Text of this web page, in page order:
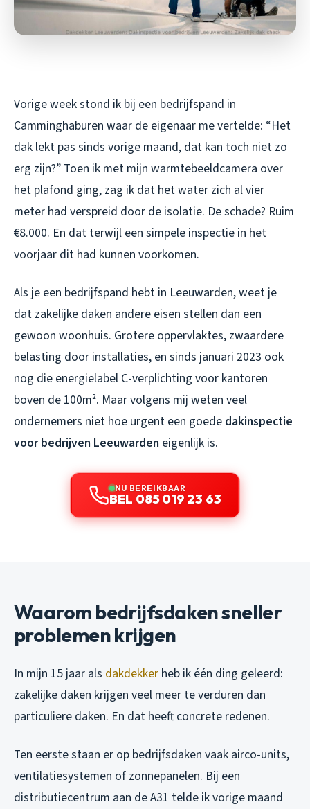
Vorige week stond ik bij een bedrijfspand in
Camminghaburen waar de eigenaar me vertelde: “Het
dak lekt pas sinds vorige maand, dat kan toch niet zo
erg zijn?” Toen ik met mijn warmtebeeldcamera over
het plafond ging, zag ik dat het water zich al vier
meter had verspreid door de isolatie. De schade? Ruim
€8.000. En dat terwijl een simpele inspectie in het
voorjaar dit had kunnen voorkomen.
Als je een bedrijfspand hebt in Leeuwarden, weet je
dat zakelijke daken andere eisen stellen dan een
gewoon woonhuis. Grotere oppervlaktes, zwaardere
belasting door installaties, en sinds januari 2023 ook
nog die energielabel C-verplichting voor kantoren
boven de 100m². Maar volgens mij weten veel
ondernemers niet hoe urgent een goede dakinspectie
voor bedrijven Leeuwarden eigenlijk is.
NU BEREIKBAAR
BEL 085 019 23 63
Waarom bedrijfsdaken sneller
problemen krijgen
In mijn 15 jaar als dakdekker heb ik één ding geleerd:
zakelijke daken krijgen veel meer te verduren dan
particuliere daken. En dat heeft concrete redenen.
Ten eerste staan er op bedrijfsdaken vaak airco-units,
ventilatiesystemen of zonnepanelen. Bij een
distributiecentrum aan de A31 telde ik vorige maand